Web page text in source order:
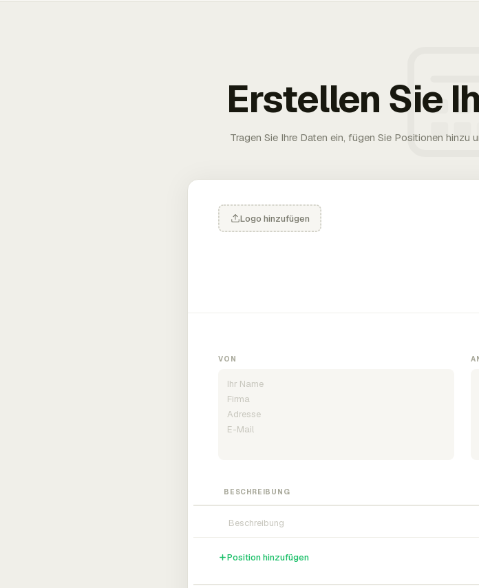
Erstellen Sie
Tragen Sie Ihre Daten ein, fügen Sie Positionen hinzu
Logo hinzufügen
VON
BESCHREIBUNG
Position hinzufügen